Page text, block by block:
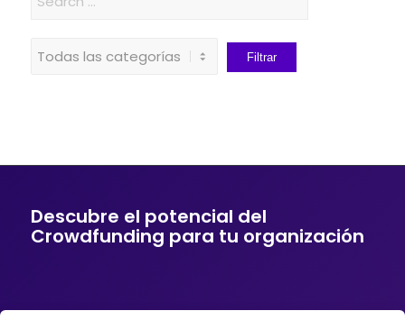
Descubre el potencial del
Crowdfunding para tu organización